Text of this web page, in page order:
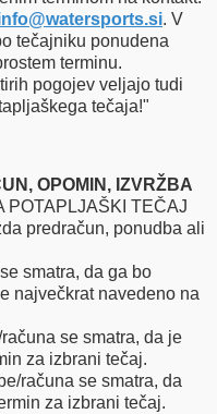
@​watersports.si. V
tečajniku ponudena
terminu.
pogojev veljajo tudi
tečaja!"
OPOMIN, IZVRŽBA
POTAPLJAŠKI TEČAJ
predračun, ponudba ali
smatra, da ga bo
največkrat navedeno na
se smatra, da je
za izbrani tečaj.
računa se smatra, da
za izbrani tečaj.